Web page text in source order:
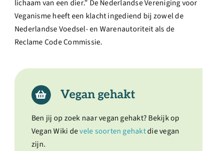
lichaam van een dier.” De Nederlandse Vereniging voor
Veganisme heeft een klacht ingediend bij zowel de
Nederlandse Voedsel- en Warenautoriteit als de
Reclame Code Commissie.
Vegan gehakt
Ben jij op zoek naar vegan gehakt? Bekijk op
Vegan Wiki devele soorten gehaktdie vegan
zijn.